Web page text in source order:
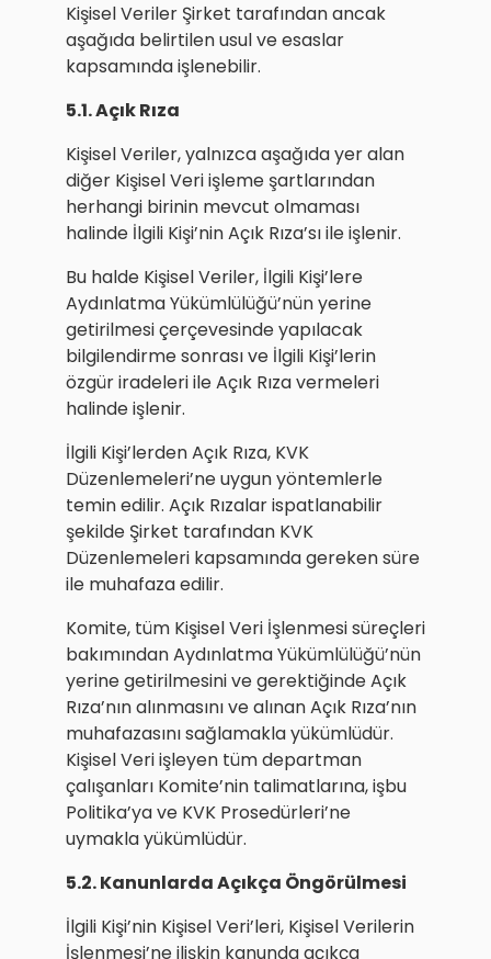
Kişisel Veriler Şirket tarafından ancak
aşağıda belirtilen usul ve esaslar
kapsamında işlenebilir.
5.1. Açık Rıza
Kişisel Veriler, yalnızca aşağıda yer alan
diğer Kişisel Veri işleme şartlarından
herhangi birinin mevcut olmaması
halinde İlgili Kişi’nin Açık Rıza’sı ile işlenir.
Bu halde Kişisel Veriler, İlgili Kişi’lere
Aydınlatma Yükümlülüğü’nün yerine
getirilmesi çerçevesinde yapılacak
bilgilendirme sonrası ve İlgili Kişi’lerin
özgür iradeleri ile Açık Rıza vermeleri
halinde işlenir.
İlgili Kişi’lerden Açık Rıza, KVK
Düzenlemeleri’ne uygun yöntemlerle
temin edilir. Açık Rızalar ispatlanabilir
şekilde Şirket tarafından KVK
Düzenlemeleri kapsamında gereken süre
ile muhafaza edilir.
Komite, tüm Kişisel Veri İşlenmesi süreçleri
bakımından Aydınlatma Yükümlülüğü’nün
yerine getirilmesini ve gerektiğinde Açık
Rıza’nın alınmasını ve alınan Açık Rıza’nın
muhafazasını sağlamakla yükümlüdür.
Kişisel Veri işleyen tüm departman
çalışanları Komite’nin talimatlarına, işbu
Politika’ya ve KVK Prosedürleri’ne
uymakla yükümlüdür.
5.2. Kanunlarda Açıkça Öngörülmesi
İlgili Kişi’nin Kişisel Veri’leri, Kişisel Verilerin
İşlenmesi’ne ilişkin kanunda açıkça